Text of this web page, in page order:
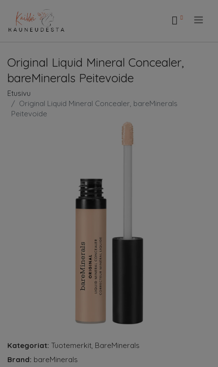
Original Liquid Mineral Concealer,
bareMinerals Peitevoide
Etusivu
Original Liquid Mineral Concealer, bareMinerals
Peitevoide
Kategoriat: Tuotemerkit, BareMinerals
Brand: bareMinerals